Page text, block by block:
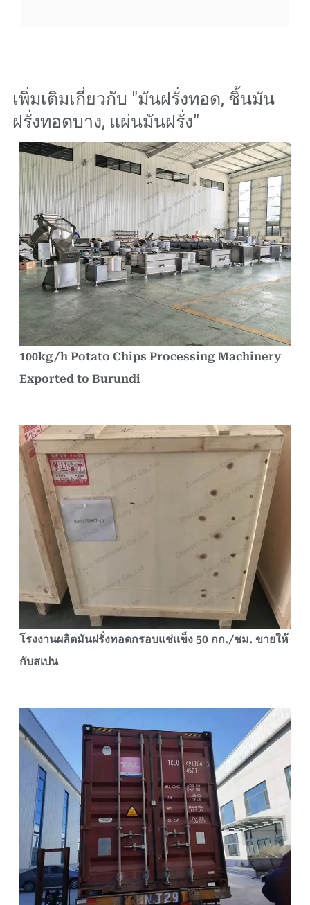
เพิ่มเติมเกี่ยวกับ "มันฝรั่งทอด, ชิ้นมัน
ฝรั่งทอดบาง, แผ่นมันฝรั่ง"
100kg/h Potato Chips Processing Machinery
Exported to Burundi
โรงงานผลิตมันฝรั่งทอดกรอบแช่แข็ง 50 กก./ชม. ขายให้
กับสเปน